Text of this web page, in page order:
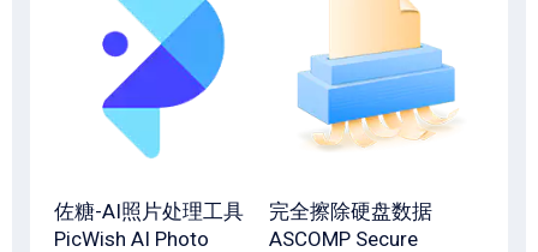
佐糖-AI照片处理工具
PicWish AI Photo
完全擦除硬盘数据
ASCOMP Secure